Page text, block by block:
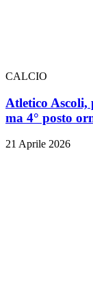
CALCIO
Atletico Ascoli,
ma 4° posto
21 Aprile 2026